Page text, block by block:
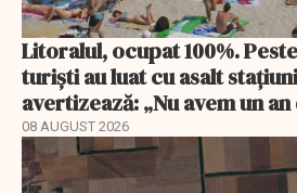
Litoralul, ocupat 100%.
turiști au luat cu asalt
avertizează: „Nu avem un
08 AUGUST 2026